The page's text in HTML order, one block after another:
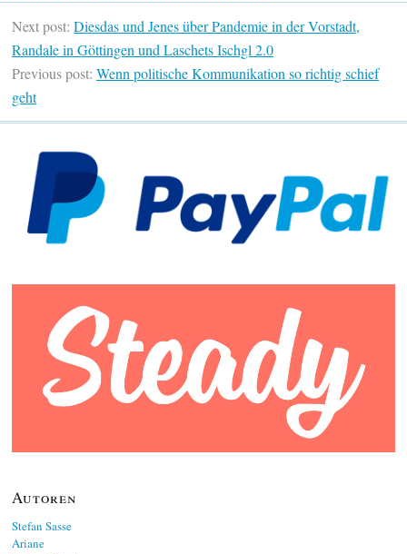
Next post: Diesdas und Jenes über Pandemie in der Vorstadt,
Randale in Göttingen und Laschets Ischgl 2.0
Previous post: Wenn politische Kommunikation so richtig schief
geht
Autoren
Stefan Sasse
Ariane